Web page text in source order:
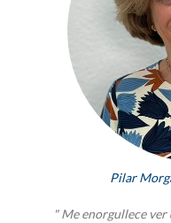
Pilar
" Me enorgullece ver